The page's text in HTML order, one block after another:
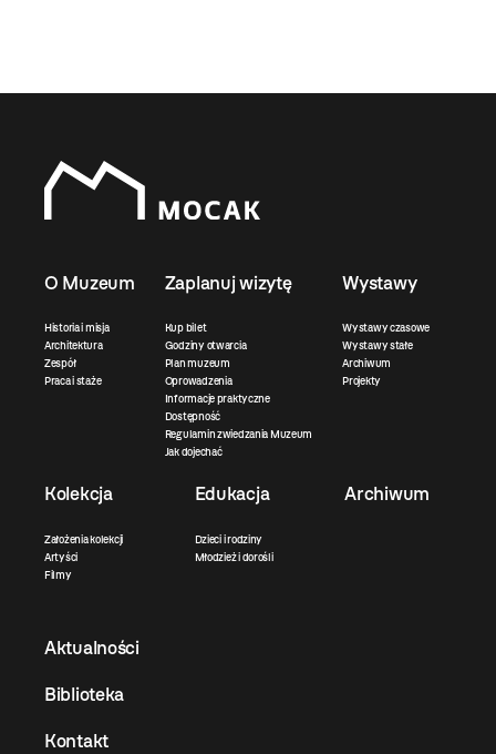
O Muzeum
Historia i misja
Architektura
Zespół
Praca i staże
Zaplanuj wizytę
Kup bilet
Godziny otwarcia
Plan muzeum
Oprowadzenia
Informacje praktyczne
Dostępność
Regulamin zwiedzania Muzeum
Jak dojechać
Wystawy
Wystawy czasowe
Wystawy stałe
Archiwum
Projekty
Kolekcja
Założenia kolekcji
Artyści
Filmy
Edukacja
Dzieci i rodziny
Młodzież i dorośli
Archiwum
Aktualności
Biblioteka
Kontakt